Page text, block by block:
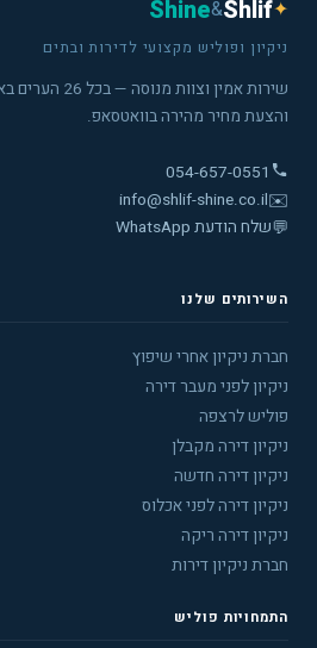
✦
Shlif
&
Shine
ניקיון ופוליש מקצועי לדירות ובתים
שירות אמין
והצעת מחיר מהירה בוואטסאפ.
054-657-0551
✉️
info@shlif-shine.co.il
💬שלח הודעת WhatsApp
השירותים שלנו
חברת ניקיון אחרי שיפוץ
ניקיון לפני מעבר דירה
פוליש לרצפה
ניקיון דירה מקבלן
ניקיון דירה חדשה
ניקיון דירה לפני אכלוס
ניקיון דירה ריקה
חברת ניקיון דירות
התמחויות פוליש